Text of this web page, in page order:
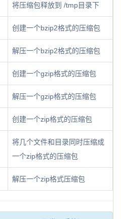
将压缩包释放到 /tmp目录下
创建一个bzip2格式的压缩包
解压一个bzip2格式的压缩包
创建一个gzip格式的压缩包
解压一个gzip格式的压缩包
创建一个zip格式的压缩包
将几个文件和目录同时压缩成
一个zip格式的压缩包
解压一个zip格式压缩包